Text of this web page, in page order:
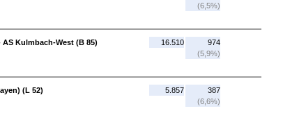
(6,5%)
Kulmbach-West (B 85)
16.510
974
(5,9%)
(L 52)
5.857
387
(6,6%)